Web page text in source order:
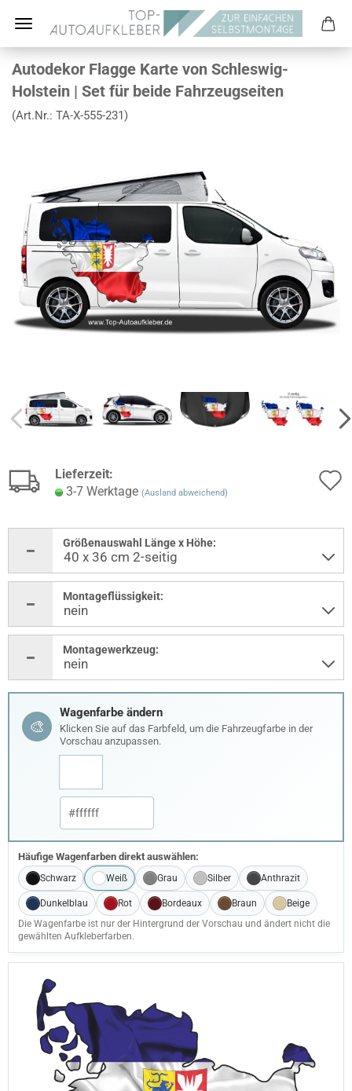
Autodekor Flagge Karte von Schleswig-
Holstein | Set für beide Fahrzeugseiten
(Art.Nr.: TA-X-555-231)
Lieferzeit:
3-7 Werktage (Ausland abweichend)
Größenauswahl Länge x Höhe:
Montageflüssigkeit:
Montagewerkzeug:
🎨
Wagenfarbe ändern
Klicken Sie auf das Farbfeld, um die Fahrzeugfarbe in der
Vorschau anzupassen.
Häufige Wagenfarben direkt auswählen:
Schwarz Weiß Grau Silber Anthrazit
Dunkelblau Rot Bordeaux Braun
Beige
Die Wagenfarbe ist nur der Hintergrund der Vorschau und ändert nicht die
gewählten Aufkleberfarben.